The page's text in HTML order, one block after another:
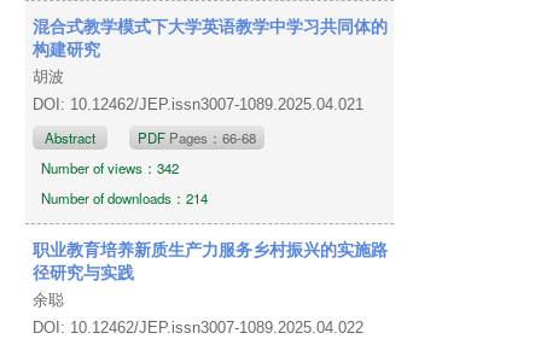
混合式教学模式下大学英语教学中学习共同体的
构建研究
胡波
DOI: 10.12462/JEP.issn3007-1089.2025.04.021
Abstract PDF Pages：66-68
Number of views：342
Number of downloads：214
职业教育培养新质生产力服务乡村振兴的实施路
径研究与实践
余聪
DOI: 10.12462/JEP.issn3007-1089.2025.04.022